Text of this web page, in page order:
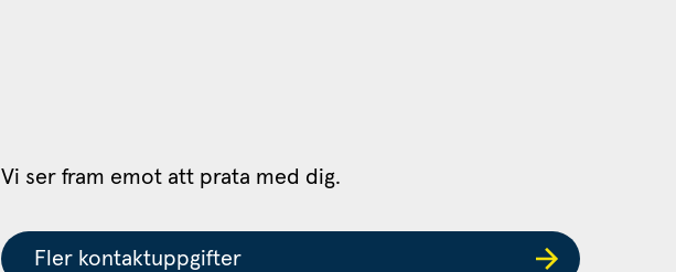
Vi ser fram emot att prata med dig.
Fler kontaktuppgifter